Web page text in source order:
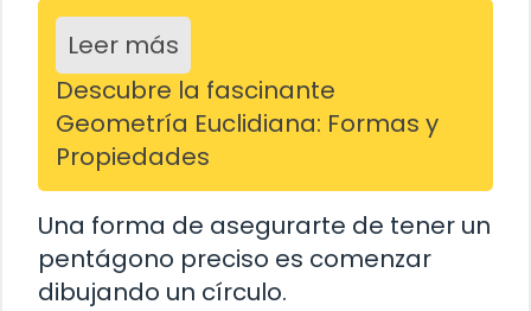
Leer más
Descubre la fascinante
Geometría Euclidiana: Formas y
Propiedades
Una forma de asegurarte de tener un
pentágono preciso es comenzar
dibujando un círculo.